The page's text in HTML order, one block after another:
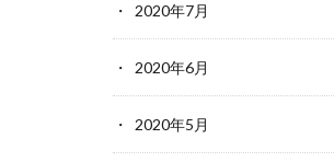
2020年7月
2020年6月
2020年5月